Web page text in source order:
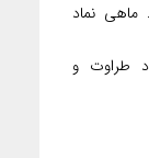
نماد
طراوت و